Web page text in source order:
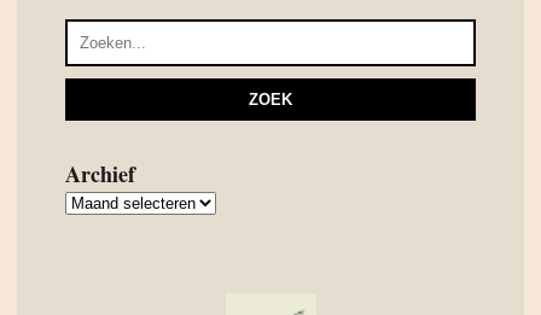
Archief
Archief